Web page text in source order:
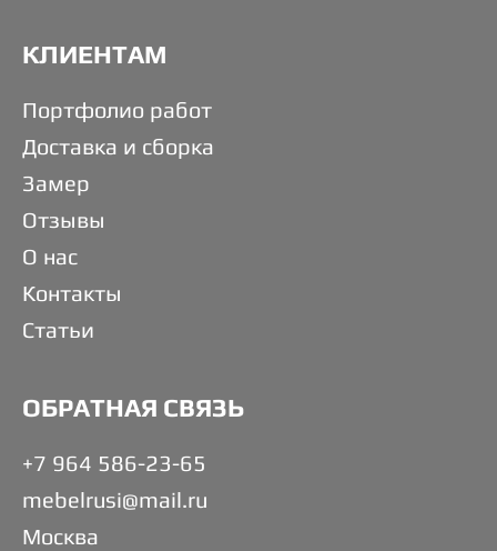
КЛИЕНТАМ
Портфолио работ
Доставка и сборка
Замер
Отзывы
О нас
Контакты
Статьи
ОБРАТНАЯ СВЯЗЬ
+7 964 586-23-65
mebelrusi@mail.ru
Москва